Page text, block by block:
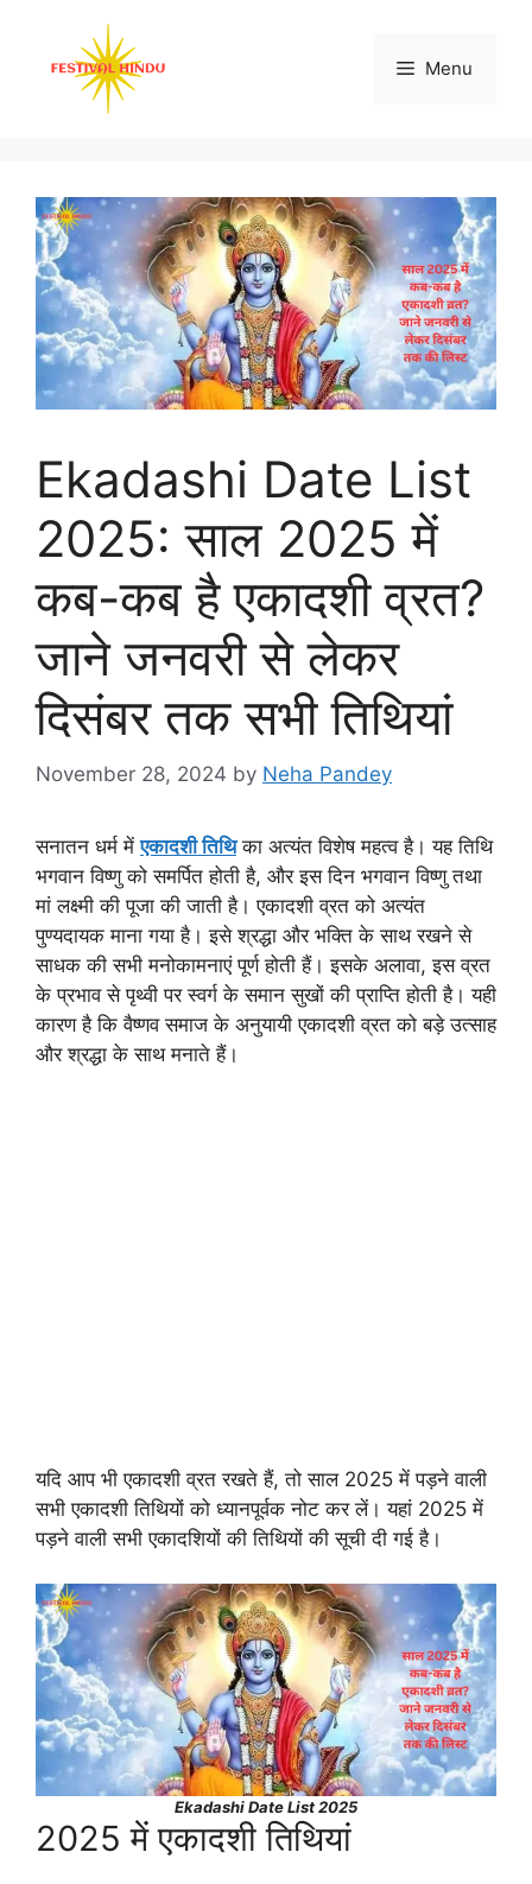
content
Menu
Ekadashi Date List
2025: साल 2025 में
कब-कब है एकादशी व्रत?
जाने जनवरी से लेकर
दिसंबर तक सभी तिथियां
November 28, 2024 by Neha Pandey
सनातन धर्म मेंएकादशी तिथिका अत्यंत विशेष महत्व है। यह तिथि
भगवान विष्णु को समर्पित होती है, और इस दिन भगवान विष्णु तथा
मां लक्ष्मी की पूजा की जाती है। एकादशी व्रत को अत्यंत
पुण्यदायक माना गया है। इसे श्रद्धा और भक्ति के साथ रखने से
साधक की सभी मनोकामनाएं पूर्ण होती हैं। इसके अलावा, इस व्रत
के प्रभाव से पृथ्वी पर स्वर्ग के समान सुखों की प्राप्ति होती है। यही
कारण है कि वैष्णव समाज के अनुयायी एकादशी व्रत को बड़े उत्साह
और श्रद्धा के साथ मनाते हैं।
यदि आप भी एकादशी व्रत रखते हैं, तो साल 2025 में पड़ने वाली
सभी एकादशी तिथियों को ध्यानपूर्वक नोट कर लें। यहां 2025 में
पड़ने वाली सभी एकादशियों की तिथियों की सूची दी गई है।
Ekadashi Date List 2025
2025 में एकादशी तिथियां